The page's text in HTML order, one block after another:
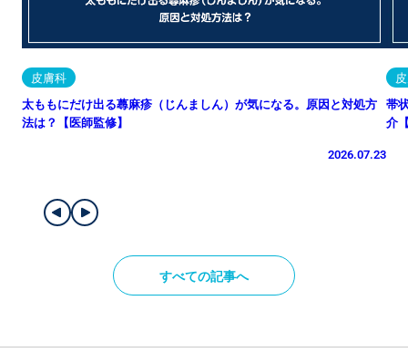
皮膚科
太ももにだけ出る蕁麻疹（じんましん）が気になる。原因と対処方
法は？【医師監修】
2026.07.23
帯
介
すべての記事へ